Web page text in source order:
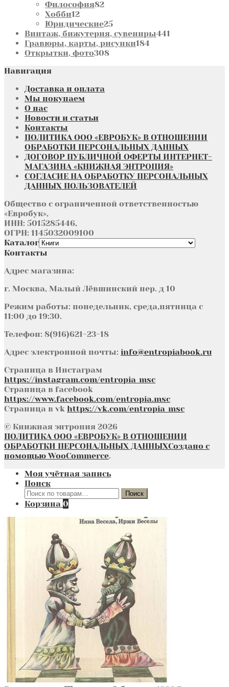
Философия8282
Хобби1212
товаров
Юридические2525
товаров
Винтаж, бижутерия, сувениры441
Гравюры, карты, рисунки184
Открытки, фото308308
Навигация
Доставка и оплата
Мы покупаем
О нас
Новости и статьи
Контакты
ПОЛИТИКА ООО «ЕВРОБУК» В ОТНОШЕНИИ
ОБРАБОТКИ ПЕРСОНАЛЬНЫХ ДАННЫХ
ДОГОВОР ПУБЛИЧНОЙ ОФЕРТЫ ИНТЕРНЕТ-
МАГАЗИНА «КНИЖНАЯ ЭНТРОПИЯ»
СОГЛАСИЕ НА ОБРАБОТКУ ПЕРСОНАЛЬНЫХ
ДАННЫХ ПОЛЬЗОВАТЕЛЕЙ
Общество с ограниченной ответственностью
«Евробук»,
ИНН: 5015285446,
ОГРН: 1145032009100
Каталог
Контакты
Адрес магазина:
г. Москва, Малый Лёвшинский пер. д 10
Режим работы: понедельник, среда,пятница с
11:00 до 19:30.
Телефон: 8(916)621-23-18
Адрес электронной почты: info@entropiabook.ru
Страница в Инстаграм
https://instagram.com/entropia_msc
Страница в facebook
https://www.facebook.com/entropia.msc
Страница в vk https://vk.com/entropia_msc
© Книжная энтропия 2026
ПОЛИТИКА ООО «ЕВРОБУК» В ОТНОШЕНИИ
ОБРАБОТКИ ПЕРСОНАЛЬНЫХ ДАННЫХСоздано с
помощью WooCommerce.
Моя учётная запись
Поиск
Искать:
Поиск
Корзина 0